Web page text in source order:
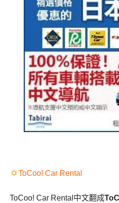
ToCoo! Car Rental
ToCoo! Car Rental中文翻成